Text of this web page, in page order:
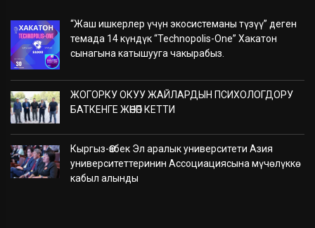
“Жаш ишкерлер үчүн экосистеманы түзүү” деген
темада 14 күндүк “Technopolis-One” Хакатон
сынагына катышууга чакырабыз.
ЖОГОРКУ ОКУУ ЖАЙЛАРДЫН ПСИХОЛОГДОРУ
БАТКЕНГЕ ЖӨНӨП КЕТТИ
Кыргыз-Өзбек Эл аралык университети Азия
университеттеринин Ассоциациясына мүчөлүккө
кабыл алынды